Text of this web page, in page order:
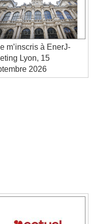
m’inscris à EnerJ-
Lyon, 15
2026